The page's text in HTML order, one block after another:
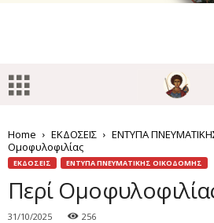
Home ΕΚΔΟΣΕΙΣ ΕΝΤΥΠΑ
Ομοφυλοφιλίας
ΕΚΔΟΣΕΙΣ ΕΝΤΥΠΑ ΠΝΕΥΜΑΤΙΚΗΣ ΟΙΚΟΔΟΜΗΣ
Περί
31/10/2025 256